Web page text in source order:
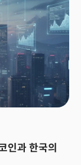
인과 한국의